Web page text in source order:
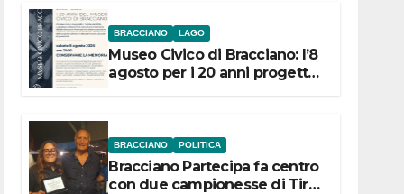
BRACCIANO LAGO
Museo Civico di Bracciano: l’8
agosto per i 20 anni progetto
BRACCIANO POLITICA
Bracciano Partecipa fa centro
con due campionesse di Tiro